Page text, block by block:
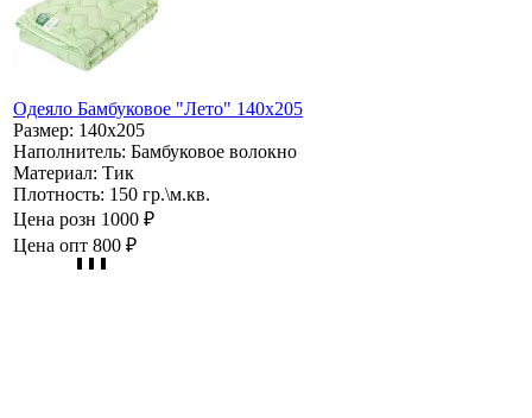
Одеяло Бамбуковое "Лето" 140х205
Размер: 140х205
Наполнитель: Бамбуковое волокно
Материал: Тик
Плотность: 150 гр.\м.кв.
Цена розн 1000 ₽
Цена опт 800 ₽